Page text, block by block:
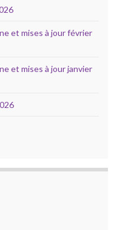
et mises à jour février
et mises à jour janvier